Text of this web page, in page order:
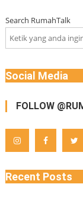
Search RumahTalk
Social Media
FOLLOW
Recent Posts